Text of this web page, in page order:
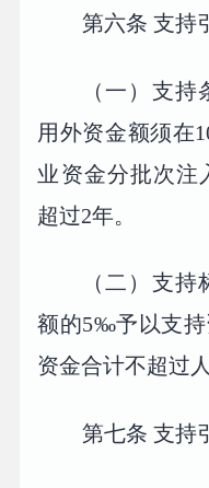
第六条 支持
（一）支
用外资金额须在
业资金分批次注
超过2年。
（二）支
额的5‰予以支持
资金合计不超过
第七条 支持